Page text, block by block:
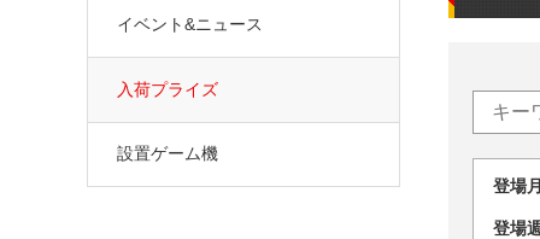
登
登
イベント&ニュース
入荷プライズ
設置ゲーム機